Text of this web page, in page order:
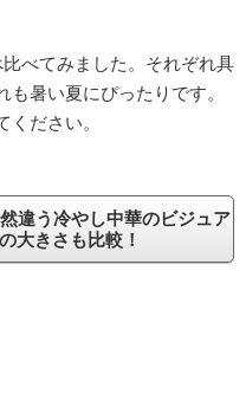
べてみました。それぞれ具
暑い夏にぴったりです。
ださい。
違う冷やし中華のビジュア
大きさも比較！